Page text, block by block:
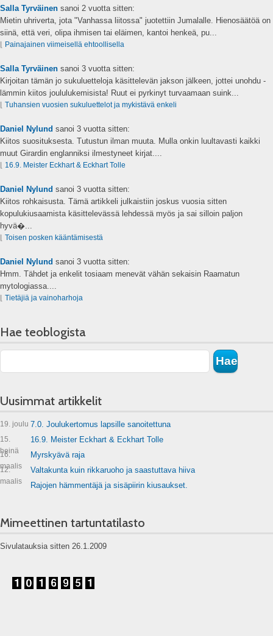
Salla Tyrväinen sanoi 2 vuotta sitten:
Mietin uhriverta, jota "Vanhassa liitossa" juotettiin Jumalalle. Hienosäätöä on
siinä, että veri, olipa ihmisen tai eläimen, kantoi henkeä, pu...
⌊ Painajainen viimeisellä ehtoollisella
Salla Tyrväinen sanoi 3 vuotta sitten:
Kirjoitan tämän jo sukuluetteloja käsittelevän jakson jälkeen, jottei unohdu -
lämmin kiitos joululukemisista! Ruut ei pyrkinyt turvaamaan suink...
⌊ Tuhansien vuosien sukuluettelot ja mykistävä enkeli
Daniel Nylund sanoi 3 vuotta sitten:
Kiitos suosituksesta. Tutustun ilman muuta. Mulla onkin luultavasti kaikki
muut Girardin englanniksi ilmestyneet kirjat....
⌊ 16.9. Meister Eckhart & Eckhart Tolle
Daniel Nylund sanoi 3 vuotta sitten:
Kiitos rohkaisusta. Tämä artikkeli julkaistiin joskus vuosia sitten
kopulukiusaamista käsittelevässä lehdessä myös ja sai silloin paljon
hyvä�...
⌊ Toisen posken kääntämisestä
Daniel Nylund sanoi 3 vuotta sitten:
Hmm. Tähdet ja enkelit tosiaam menevät vähän sekaisin Raamatun
mytologiassa....
⌊ Tietäjiä ja vainoharhoja
Hae teoblogista
Uusimmat artikkelit
19. joulu 7.0. Joulukertomus lapsille sanoitettuna
15.
heinä
16.9. Meister Eckhart & Eckhart Tolle
16.
maalis
Myrskyävä raja
12.
maalis
Valtakunta kuin rikkaruoho ja saastuttava hiiva
Rajojen hämmentäjä ja sisäpiirin kiusaukset.
Mimeettinen tartuntatilasto
Sivulatauksia sitten 26.1.2009